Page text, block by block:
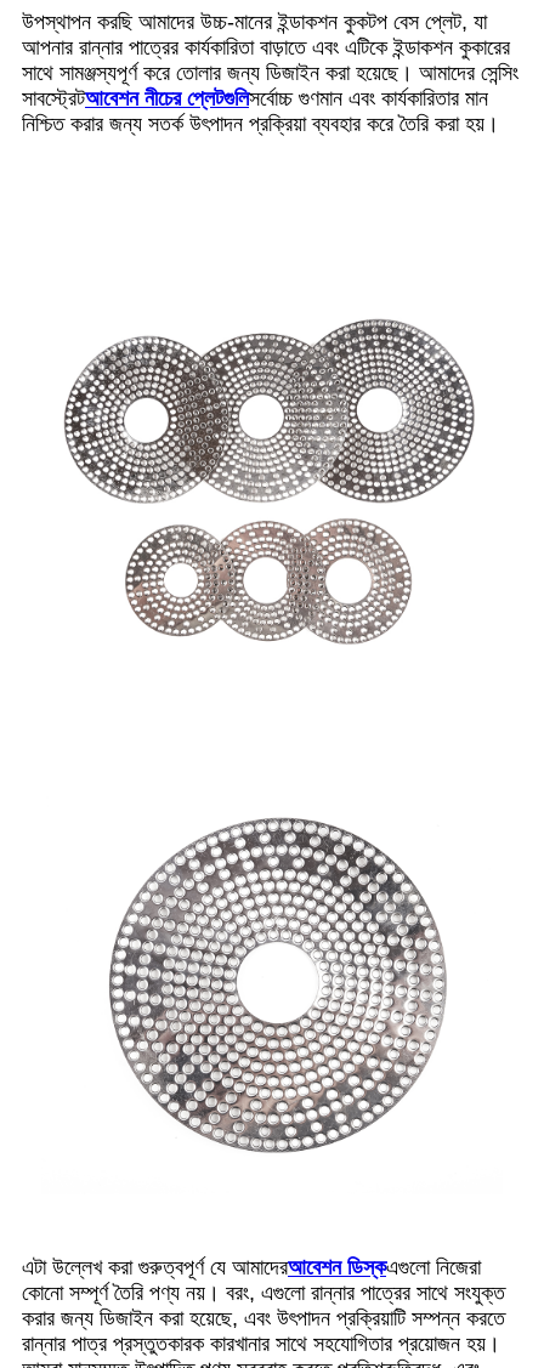
উপস্থাপন করছি আমাদের উচ্চ-মানের ইন্ডাকশন কুকটপ বেস প্লেট, যা
আপনার রান্নার পাত্রের কার্যকারিতা বাড়াতে এবং এটিকে ইন্ডাকশন কুকারের
সাথে সামঞ্জস্যপূর্ণ করে তোলার জন্য ডিজাইন করা হয়েছে। আমাদের সেন্সিং
সাবস্ট্রেটআবেশন নীচের প্লেটগুলিসর্বোচ্চ গুণমান এবং কার্যকারিতার মান
নিশ্চিত করার জন্য সতর্ক উৎপাদন প্রক্রিয়া ব্যবহার করে তৈরি করা হয়।
এটা উল্লেখ করা গুরুত্বপূর্ণ যে আমাদেরআবেশন ডিস্কএগুলো নিজেরা
কোনো সম্পূর্ণ তৈরি পণ্য নয়। বরং, এগুলো রান্নার পাত্রের সাথে সংযুক্ত
করার জন্য ডিজাইন করা হয়েছে, এবং উৎপাদন প্রক্রিয়াটি সম্পন্ন করতে
রান্নার পাত্র প্রস্তুতকারক কারখানার সাথে সহযোগিতার প্রয়োজন হয়।